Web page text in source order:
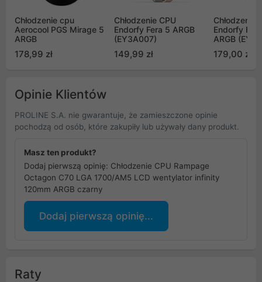
Chłodzenie cpu
Aerocool PGS Mirage 5
ARGB
178,99 zł
Chłodzenie CPU
Endorfy Fera 5 ARGB
(EY3A007)
149,99 zł
Chłodzenie
Endorfy
ARGB
179,00 zł
Opinie Klientów
PROLINE S.A. nie gwarantuje, że zamieszczone opinie
pochodzą od osób, które zakupiły lub używały dany produkt.
Masz ten produkt?
Dodaj pierwszą opinię: Chłodzenie CPU Rampage
Octagon C70 LGA 1700/AM5 LCD wentylator infinity
120mm ARGB czarny
Dodaj pierwszą opinię...
Raty